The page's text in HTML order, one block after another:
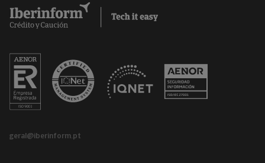
geral@iberinform.pt